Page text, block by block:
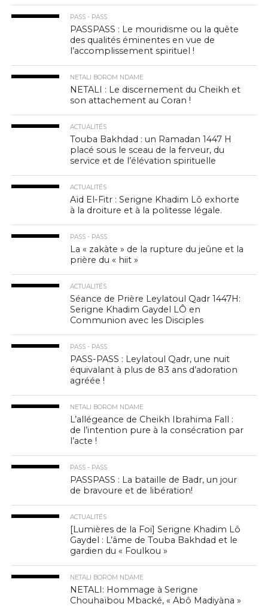
PASS - PASS
PASSPASS : Le mouridisme ou la quête
des qualités éminentes en vue de
l’accomplissement spirituel !
NETALI BOROM NDAME
NETALI : Le discernement du Cheikh et
son attachement au Coran !
ACTUALITÉS
Touba Bakhdad : un Ramadan 1447 H
placé sous le sceau de la ferveur, du
service et de l’élévation spirituelle
ACTUALITÉS
Aïd El-Fitr : Serigne Khadim Lô exhorte
à la droiture et à la politesse légale.
PASS - PASS
La « zakàte » de la rupture du jeûne et la
prière du « hiit »
ACTUALITÉS
Séance de Prière Leylatoul Qadr 1447H:
Serigne Khadim Gaydel LÔ en
Communion avec les Disciples
PASS - PASS
PASS-PASS : Leylatoul Qadr, une nuit
équivalant à plus de 83 ans d’adoration
agréée !
NETALI BOROM NDAME
L’allégeance de Cheikh Ibrahima Fall :
de l’intention pure à la consécration par
l’acte !
PASS - PASS
PASSPASS : La bataille de Badr, un jour
de bravoure et de libération!
ACTUALITÉS
[Lumières de la Foi] Serigne Khadim Lô
Gaydel : L’âme de Touba Bakhdad et le
gardien du « Foulkou »
NETALI BOROM NDAME
NETALI: Hommage à Serigne
Chouhaïbou Mbacké, « Abô Madiyàna »